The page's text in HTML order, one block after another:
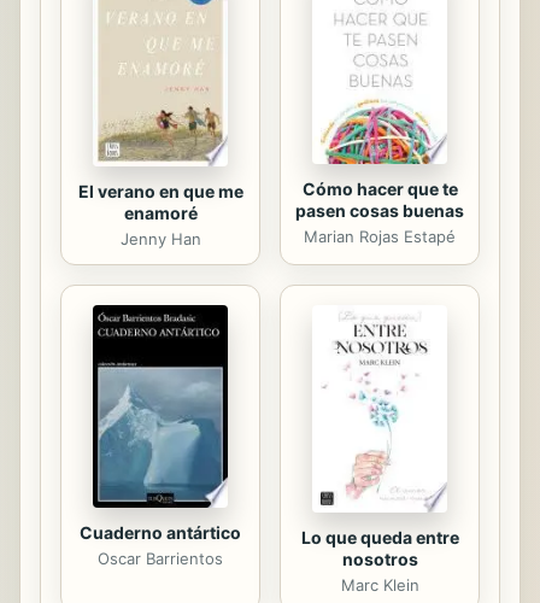
de su zulo en agosto de 2006. Su
secuestrador, Wolfgang Primklopil se
suicidó al descubrir que la joven
había escapado.
El verano en que me
enamoré
Jenny Han
Cómo hacer que te
pasen cosas buenas
Marian Rojas Estapé
Cuaderno antártico
Oscar Barrientos
Lo que queda entre
nosotros
Marc Klein